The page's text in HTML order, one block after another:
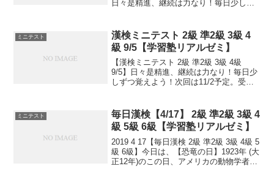
日々是精進、継続は力なり！毎日少しず
ミニテスト
漢検ミニテスト 2級 準2級 3級 4
級 9/5【学習塾リアルゼミ】
【漢検ミニテスト 2級 準2級 3級 4級
9/5】日々是精進、継続は力なり！毎日少
しずつ覚えよう！次回は11/2予定。受け
ミニテスト
毎日漢検【4/17】 2級 準2級 3級 4
級 5級 6級【学習塾リアルゼミ】
2019 4 17【毎日漢検 2級 準2級 3級 4級 5
級 6級】今日は、【恐竜の日】1923年 (大
正12年)のこの日、アメリカの動物学者ロ